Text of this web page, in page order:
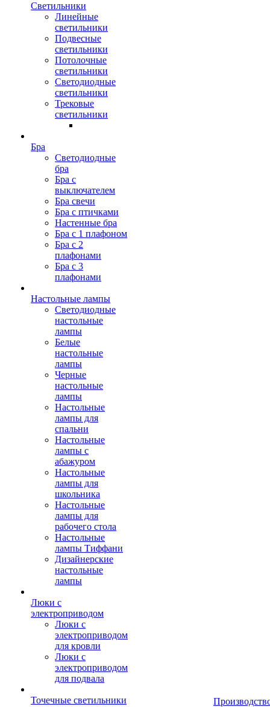
Светильники
Линейные
светильники
Подвесные
светильники
Потолочные
светильники
Светодиодные
светильники
Трековые
светильники
Бра
Светодиодные
бра
Бра с
выключателем
Бра свечи
Бра с птичками
Настенные бра
Бра с 1 плафоном
Бра с 2
плафонами
Бра с 3
плафонами
Настольные лампы
Светодиодные
настольные
лампы
Белые
настольные
лампы
Черные
настольные
лампы
Настольные
лампы для
спальни
Настольные
лампы с
абажуром
Настольные
лампы для
школьника
Настольные
лампы для
рабочего стола
Настольные
лампы Тиффани
Дизайнерские
настольные
лампы
Люки с
электроприводом
Люки с
электроприводом
для кровли
Люки с
электроприводом
для подвала
Точечные светильники